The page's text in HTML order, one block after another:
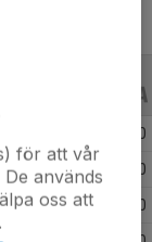
0
24 0 0
18 0
för att vår
används
oss att